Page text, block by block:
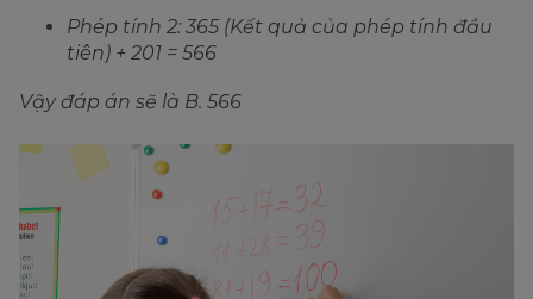
Phép tính 2: 365 (Kết quả của phép tính đầu
tiên) + 201 = 566
Vậy đáp án sẽ là B. 566